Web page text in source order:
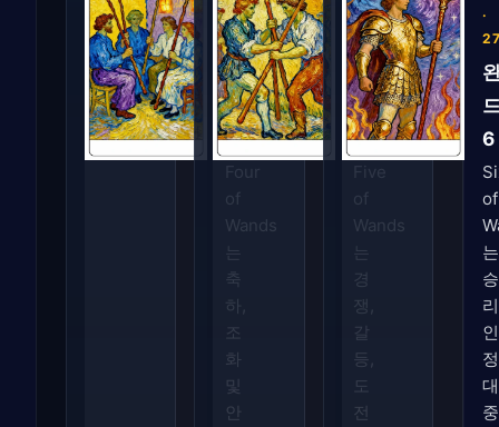
·
25
완
드
4
Four
of
Wands
는
축
하,
조
화
및
안
·
26
완
드
5
Five
of
Wands
는
경
쟁,
갈
등,
도
전
·
6
of
는
승
인
대
중